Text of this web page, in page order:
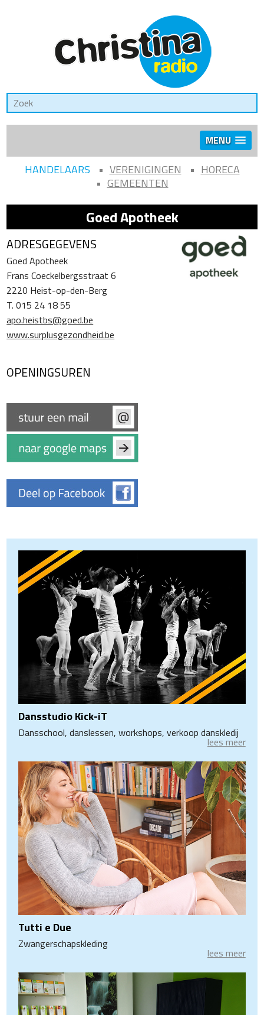
MENU
HANDELAARS VERENIGINGEN
HORECA
GEMEENTEN
Goed Apotheek
ADRESGEGEVENS
Goed Apotheek
Frans Coeckelbergsstraat 6
2220 Heist-op-den-Berg
T. 015 24 18 55
apo.heistbs@goed.be
www.surplusgezondheid.be
OPENINGSUREN
Dansstudio Kick-iT
Dansschool, danslessen, workshops, verkoop danskledij
lees meer
Tutti e Due
Zwangerschapskleding
lees meer